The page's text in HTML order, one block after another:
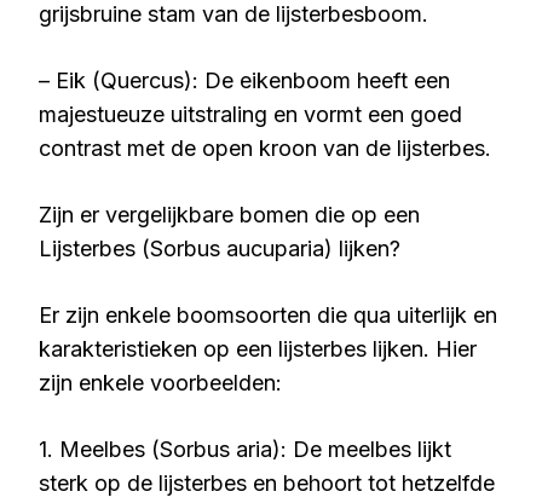
grijsbruine stam van de lijsterbesboom.
– Eik (Quercus): De eikenboom heeft een
majestueuze uitstraling en vormt een goed
contrast met de open kroon van de lijsterbes.
Zijn er vergelijkbare bomen die op een
Lijsterbes (Sorbus aucuparia) lijken?
Er zijn enkele boomsoorten die qua uiterlijk en
karakteristieken op een lijsterbes lijken. Hier
zijn enkele voorbeelden:
1. Meelbes (Sorbus aria): De meelbes lijkt
sterk op de lijsterbes en behoort tot hetzelfde